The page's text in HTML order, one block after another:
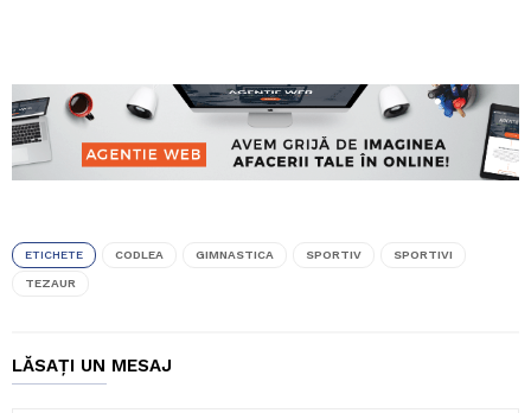
ETICHETE CODLEA GIMNASTICA SPORTIV SPORTIVI
TEZAUR
LĂSAȚI UN MESAJ